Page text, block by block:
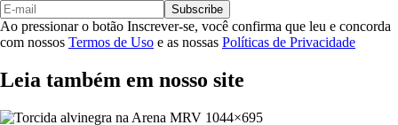
Subscribe
Ao pressionar o botão Inscrever-se, você confirma que leu e concorda
com nossos Termos de Uso e as nossas Políticas de Privacidade
Leia também em nosso site